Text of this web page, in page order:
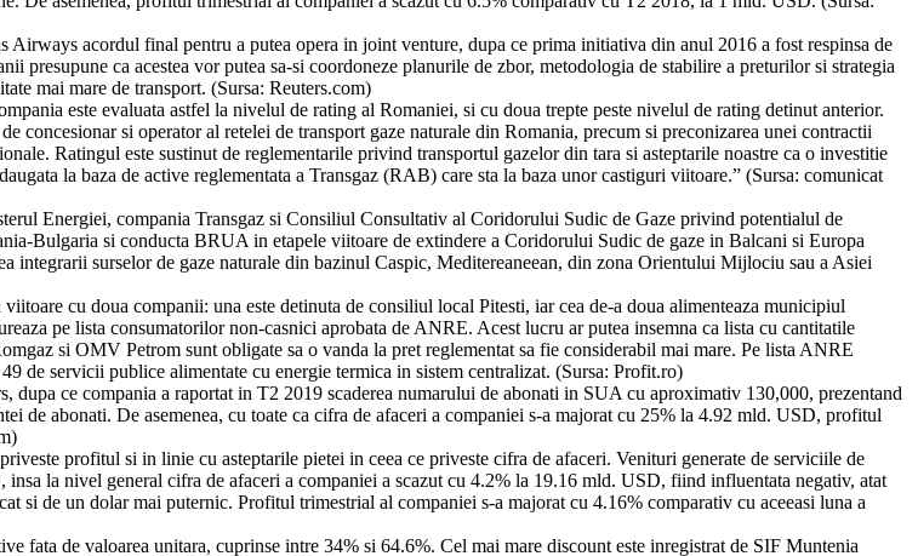
acordul final pentru a putea opera in joint venture, dupa ce prima initiativa din anul 2016 a fost respinsa de
ca acestea vor putea sa-si coordoneze planurile de zbor, metodologia de stabilire a preturilor si strategia
mai mare de transport. (Sursa: Reuters.com)
este evaluata astfel la nivelul de rating al Romaniei, si cu doua trepte peste nivelul de rating detinut anterior.
si operator al retelei de transport gaze naturale din Romania, precum si preconizarea unei contractii
Ratingul este sustinut de reglementarile privind transportul gazelor din tara si asteptarile noastre ca o investitie
la baza de active reglementata a Transgaz (RAB) care sta la baza unor castiguri viitoare.” (Sursa: comunicat
Energiei, compania Transgaz si Consiliul Consultativ al Coridorului Sudic de Gaze privind potentialul de
Bulgaria si conducta BRUA in etapele viitoare de extindere a Coridorului Sudic de gaze in Balcani si Europa
surselor de gaze naturale din bazinul Caspic, Meditereaneean, din zona Orientului Mijlociu sau a Asiei
cu doua companii: una este detinuta de consiliul local Pitesti, iar cea de-a doua alimenteaza municipiul
pe lista consumatorilor non-casnici aprobata de ANRE. Acest lucru ar putea insemna ca lista cu cantitatile
si OMV Petrom sunt obligate sa o vanda la pret reglementat sa fie considerabil mai mare. Pe lista ANRE
de servicii publice alimentate cu energie termica in sistem centralizat. (Sursa: Profit.ro)
ce compania a raportat in T2 2019 scaderea numarului de abonati in SUA cu aproximativ 130,000, prezentand
de abonati. De asemenea, cu toate ca cifra de afaceri a companiei s-a majorat cu 25% la 4.92 mld. USD, profitul
profitul si in linie cu asteptarile pietei in ceea ce priveste cifra de afaceri. Venituri generate de serviciile de
la nivel general cifra de afaceri a companiei a scazut cu 4.2% la 19.16 mld. USD, fiind influentata negativ, atat
si de un dolar mai puternic. Profitul trimestrial al companiei s-a majorat cu 4.16% comparativ cu aceeasi luna a
fata de valoarea unitara, cuprinse intre 34% si 64.6%. Cel mai mare discount este inregistrat de SIF Muntenia